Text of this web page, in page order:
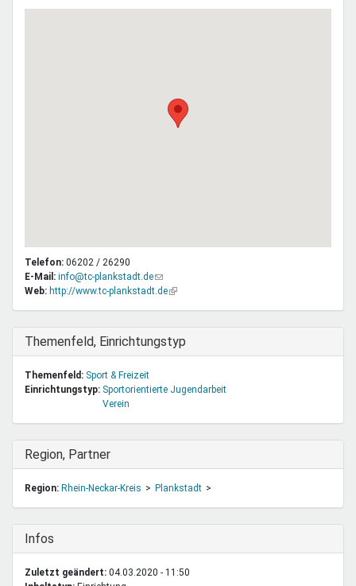
Telefon: 06202 / 26290
E-Mail: info@tc-plankstadt.de(Link
sendet
Web: http://www.tc-plankstadt.de(Link
Ausblenden
Themenfeld, Einrichtungstyp
Themenfeld: Sport & Freizeit
Einrichtungstyp: Sportorientierte Jugendarbeit
Verein
Ausblenden
Region, Partner
Region: Rhein-Neckar-Kreis Plankstadt
Ausblenden
Infos
Zuletzt geändert: 04.03.2020 - 11:50